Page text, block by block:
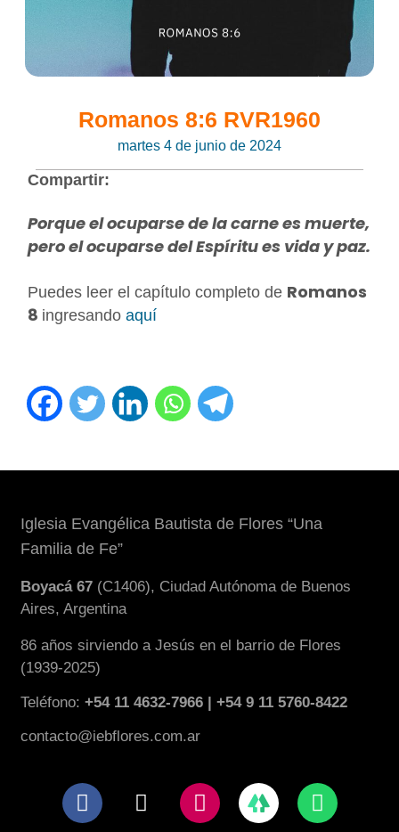
Romanos 8:6 RVR1960
martes 4 de junio de 2024
Compartir:
Porque el ocuparse de la carne es muerte,
pero el ocuparse del Espíritu es vida y paz.
Puedes leer el capítulo completo de Romanos
8 ingresandoaquí
Iglesia Evangélica Bautista de Flores “Una
Familia de Fe”
Boyacá 67 (C1406), Ciudad Autónoma de Buenos
Aires, Argentina
86 años sirviendo a Jesús en el barrio de Flores
(1939-2025)
Teléfono:+54 11 4632-7966 | +54 9 11 5760-8422
contacto@iebflores.com.ar
F
a
X
-
I
n
W
h